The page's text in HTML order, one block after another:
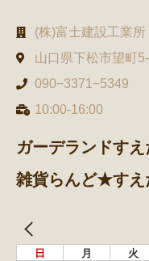
(株)富士建設工業
山口県下松市望町
090−3371−5349
10:00-16:00
ガーデランドすえ
雑貨らんど★すえ
日 月 火